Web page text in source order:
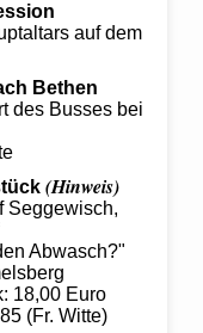
auf dem
Bethen
des Busses bei
(Hinweis)
Seggewisch,
Abwasch?"
18,00 Euro
(Fr. Witte)